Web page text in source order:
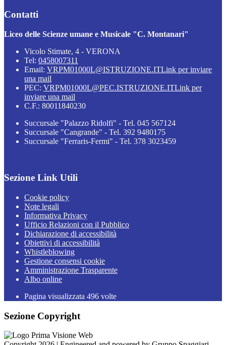
Contatti
Liceo delle Scienze umane e Musicale "C. Montanari"
Vicolo Stimate, 4 - VERONA
Tel: 0458007311
Email: VRPM01000L@ISTRUZIONE.ITLink per inviare
una mail
PEC: VRPM01000L@PEC.ISTRUZIONE.ITLink per
inviare una mail
C.F.: 80011840230
Succursale "Palazzo Ridolfi" - Tel. 045 567124
Succursale "Cangrande" - Tel. 392 9480175
Succursale "Ferraris-Fermi" - Tel. 378 3023459
Sezione Link Utili
Cookie policy
Note legali
Informativa Privacy
Ufficio Relazioni con il Pubblico
Dichiarazione di accessibilità
Obiettivi di accessibilità
Whistleblowing
Gestione consensi cookie
Amministrazione Trasparente
Albo online
Pagina visualizzata 496 volte
Sezione Copyright